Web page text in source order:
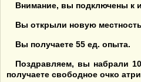
Внимание, вы подключены к
Вы открыли новую
Вы получаете 55 ед. опыта.
Поздравляем, вы набрали
получаете свободное очко